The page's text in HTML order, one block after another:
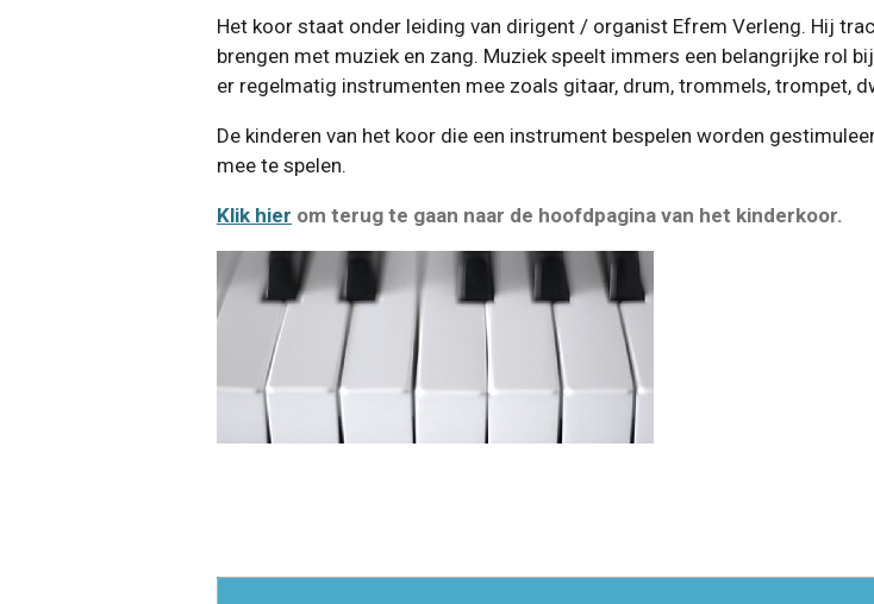
Het koor staat onder leiding van dirigent / organist Efrem Verleng. Hij
brengen met muziek en zang. Muziek speelt immers een belangrijke rol
er regelmatig instrumenten mee zoals gitaar, drum, trommels, trompet,
De kinderen van het koor die een instrument bespelen worden
mee te spelen.
Klik hier om terug te gaan naar de hoofdpagina van het kinderkoor.